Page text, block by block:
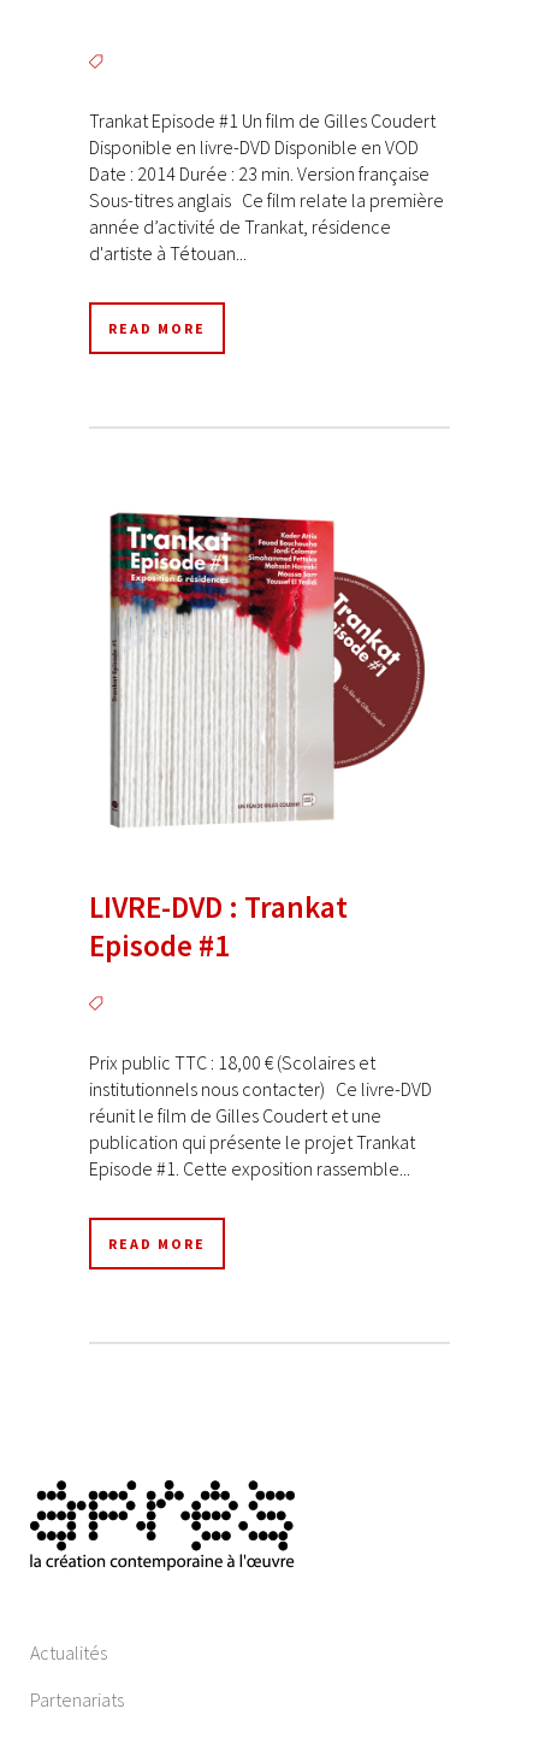
Trankat Episode #1 Un film de Gilles Coudert
Disponible en livre-DVD Disponible en VOD
Date : 2014 Durée : 23 min. Version française
Sous-titres anglais Ce film relate la première
année d’activité de Trankat, résidence
d'artiste à Tétouan...
READ MORE
LIVRE-DVD : Trankat
Episode #1
Prix public TTC : 18,00 € (Scolaires et
institutionnels nous contacter) Ce livre-DVD
réunit le film de Gilles Coudert et une
publication qui présente le projet Trankat
Episode #1. Cette exposition rassemble...
READ MORE
Actualités
Partenariats